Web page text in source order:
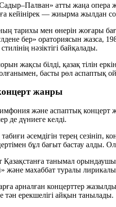
атты жаңа опера
кейінірек — жиырма жылдан
тарихы мен өнерін жоғары
бер» ораториясын жазса,
нәзіктігі байқалады.
жақсы білді, қазақ тілін
басты рөл аспаптық
жанры
және аспаптық концерт
де дүниеге келді.
әсемдігін терең
бұл бағыт бастау алды.
Қазақстанға танымал орындаушы
және махаббат туралы
арналған концерттер
ерекшелігі айқын танылады.